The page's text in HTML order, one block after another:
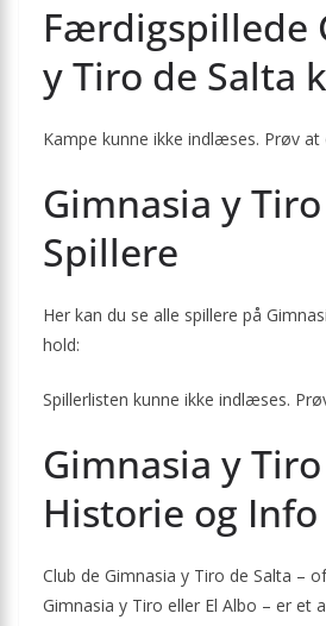
Færdigspillede
y Tiro de Salta
Kampe kunne ikke indlæses. Prøv at
Gimnasia y
Spillere
Her kan du se alle spillere på
hold:
Spillerlisten kunne ikke indlæses.
Gimnasia y
Historie og Info
Club de Gimnasia y Tiro de Salta –
Gimnasia y Tiro eller El Albo – er et